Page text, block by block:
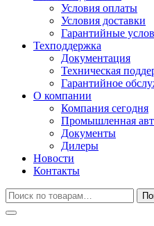
Условия оплаты
Условия доставки
Гарантийные
Техподдержка
Документация
Техническая
Гарантийное
О компании
Компания сегодня
Промышленная
Документы
Дилеры
Новости
Контакты
Искать: